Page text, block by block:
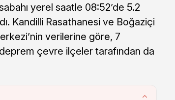
yerel saatle 08:52’de 5.2
Kandilli Rasathanesi ve Boğaziçi
verilerine göre, 7
çevre ilçeler tarafından da